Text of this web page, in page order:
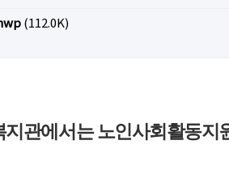
(112.0K)
지관에서는노인사회활동지